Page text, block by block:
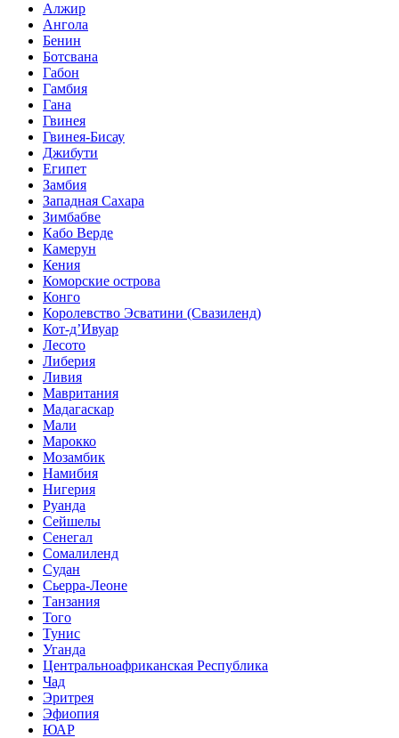
Алжир
Ангола
Бенин
Ботсвана
Габон
Гамбия
Гана
Гвинея
Гвинея-Бисау
Джибути
Египет
Замбия
Западная Сахара
Зимбабве
Кабо Верде
Камерун
Кения
Коморские острова
Конго
Королевство Эсватини (Свазиленд)
Кот-д’Ивуар
Лесото
Либерия
Ливия
Мавритания
Мадагаскар
Мали
Марокко
Мозамбик
Намибия
Нигерия
Руанда
Сейшелы
Сенегал
Сомалиленд
Судан
Сьерра-Леоне
Танзания
Того
Тунис
Уганда
Центральноафриканская Республика
Чад
Эритрея
Эфиопия
ЮАР